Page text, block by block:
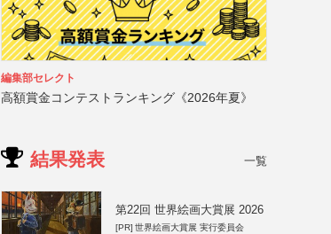
編集部セレクト
高額賞金コンテストランキング《2026年夏》
結果発表 一覧
第22回 世界絵画大賞展 2026
[PR] 世界絵画大賞展 実行委員会